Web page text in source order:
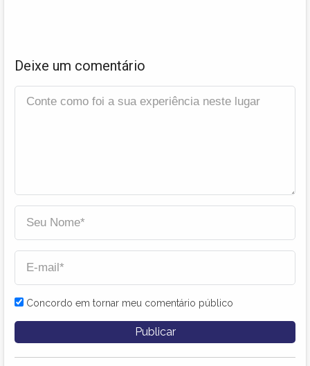
Deixe um comentário
Concordo em tornar meu comentário público